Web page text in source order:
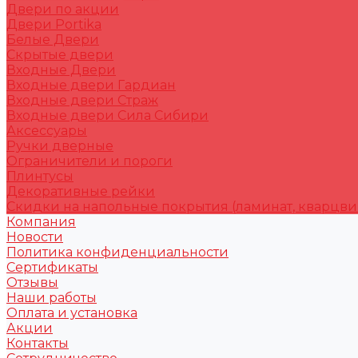
Двери по акции
Двери Portika
Белые Двери
Скрытые двери
Входные Двери
Входные двери Гардиан
Входные двери Страж
Входные двери Сила Сибири
Аксессуары
Ручки дверные
Ограничители и пороги
Плинтусы
Декоративные рейки
Скидки на напольные покрытия (ламинат,
Компания
Новости
Политика конфиденциальности
Сертификаты
Отзывы
Наши работы
Оплата и установка
Акции
Контакты